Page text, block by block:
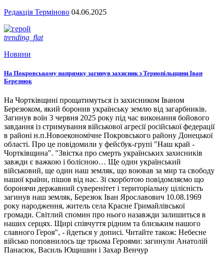
Редакція Терміново 04.06.2025
trending_flat
Новини
На Покровському напрямку загинув захисник з Тернопільщини Іван
Березнюк
На Чортківщині прощатимуться із захисником Іваном
Березюком, який боронив українську землю від загарбників.
Загинув воїн 3 червня 2025 року під час виконання бойового
завдання із стримування військової агресії російської федерації
в районі н.п.Новоекономічне Покровського району Донецької
області. Про це повідомили у фейсбук-групі "Наш край -
Чортківщина". "Звістка про смерть українських захисників
завжди є важкою і болісною… Ще один український
військовий, ще один наш земляк, що воював за мир та свободу
нашої країни, пішов від нас. Зі скорботою повідомляємо що
боронячи державний суверенітет і територіальну цілісність
загинув наш земляк, Березюк Іван Ярославович 10.08.1969
року народження, житель села Красне Гримайлівської
громади. Світлий спомин про нього назавжди залишиться в
наших серцях. Щирі співчуття рідним та близьким нашого
славного Героя", - йдеться у дописі. Читайте також: Небесне
військо поповнилось ще трьома Героями: загинули Анатолій
Панасюк, Василь Ющишин і Захар Венчур